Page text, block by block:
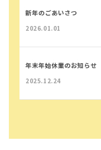
新年のごあいさつ
2026.01.01
年末年始休業のお知らせ
2025.12.24